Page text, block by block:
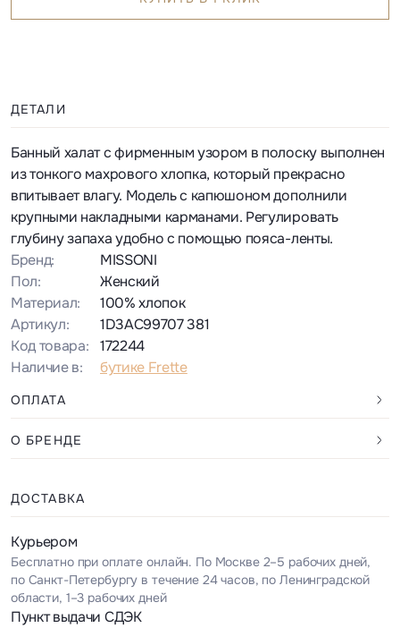
ДЕТАЛИ
Банный халат с фирменным узором в полоску выполнен
из тонкого махрового хлопка, который прекрасно
впитывает влагу. Модель с капюшоном дополнили
крупными накладными карманами. Регулировать
глубину запаха удобно с помощью пояса-ленты.
Бренд:
MISSONI
Пол:
Женский
Материал:
100% хлопок
Артикул:
1D3AC99707 381
Код товара:
172244
Наличие в:
бутике Frette
ОПЛАТА
О БРЕНДЕ
ДОСТАВКА
Курьером
Бесплатно при оплате онлайн. По Москве 2–5 рабочих дней,
по Санкт-Петербургу в течение 24 часов, по Ленинградской
области, 1–3 рабочих дней
Пункт выдачи СДЭК